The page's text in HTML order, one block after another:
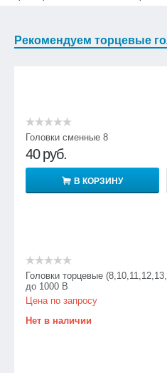
Рекомендуем торцевые
Головки сменные 8
40 руб.
В КОРЗИНУ
Головки торцевые
до 1000 В
Цена по запросу
Нет в наличии